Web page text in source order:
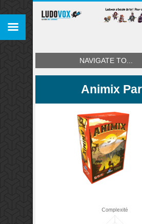
NAVIGATE TO...
Animix